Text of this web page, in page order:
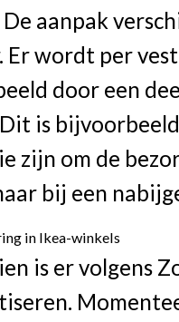
De aanpak
Er wordt per
door een
is
zijn om de
bij een
in Ikea-winkels
is er volgens